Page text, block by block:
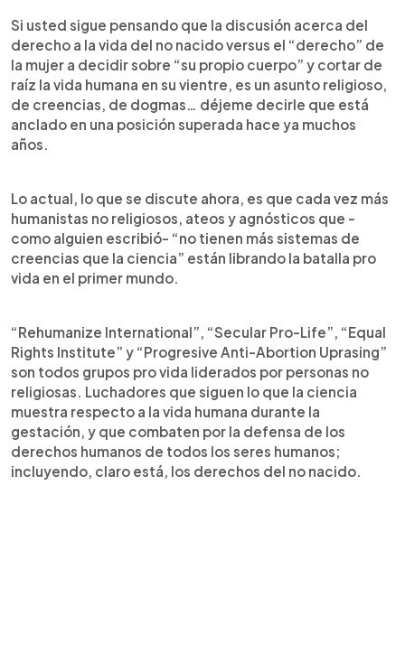
► Escuchar artículo
Si usted sigue pensando que la discusión acerca del
derecho a la vida del no nacido versus el “derecho” de
la mujer a decidir sobre “su propio cuerpo” y cortar de
raíz la vida humana en su vientre, es un asunto religioso,
de creencias, de dogmas… déjeme decirle que está
anclado en una posición superada hace ya muchos
años.
Lo actual, lo que se discute ahora, es que cada vez más
humanistas no religiosos, ateos y agnósticos que -
como alguien escribió- “no tienen más sistemas de
creencias que la ciencia” están librando la batalla pro
vida en el primer mundo.
“Rehumanize International”, “Secular Pro-Life”, “Equal
Rights Institute” y “Progresive Anti-Abortion Uprasing”
son todos grupos pro vida liderados por personas no
religiosas. Luchadores que siguen lo que la ciencia
muestra respecto a la vida humana durante la
gestación, y que combaten por la defensa de los
derechos humanos de todos los seres humanos;
incluyendo, claro está, los derechos del no nacido.